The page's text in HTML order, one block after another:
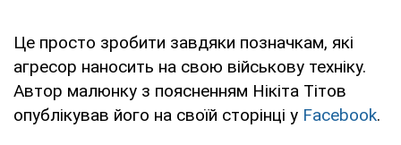
Це просто зробити завдяки позначкам, які
агресор наносить на свою військову техніку.
Автор малюнку з поясненням Нікіта Тітов
опублікував його на своїй сторінці у Facebook.